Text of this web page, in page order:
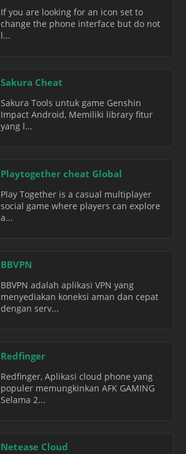
If you are looking for an icon set to
change the phone interface but do not
l...
Sakura Cheat
Sakura Tools untuk game Genshin
Impact Android, Memiliki library fitur
yang l...
Playtogether cheat Global
Play Together is a casual multiplayer
social game where players can explore
a...
BBVPN
BBVPN adalah aplikasi VPN yang
menyediakan koneksi aman dan cepat
dengan serv...
Redfinger
Redfinger, Aplikasi cloud phone yang
populer memungkinkan AFK GAMING
Selama 2...
Netease Cloud